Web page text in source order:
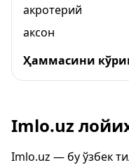
акротерий
аксон
Ҳаммасини
Imlo.uz
Imlo.uz — бу ўзбек